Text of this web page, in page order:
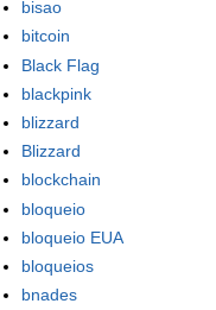
bisao
bitcoin
Black Flag
blackpink
blizzard
Blizzard
blockchain
bloqueio
bloqueio EUA
bloqueios
bnades